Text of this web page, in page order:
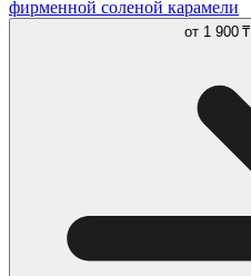
фирменной соленой карамели
от 1 900 ₸